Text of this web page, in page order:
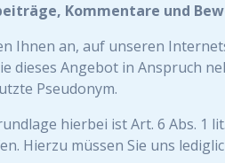
Kommentare und
Ihnen an, auf unseren
dieses Angebot in Anspruch
Pseudonym.
hierbei ist Art. 6 Abs. 1
Hierzu müssen Sie uns